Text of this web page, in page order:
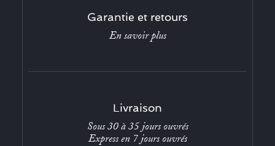
Garantie et retours
En savoir plus
Livraison
Sous 30 à 35 jours ouvrés
Express en 7 jours ouvrés